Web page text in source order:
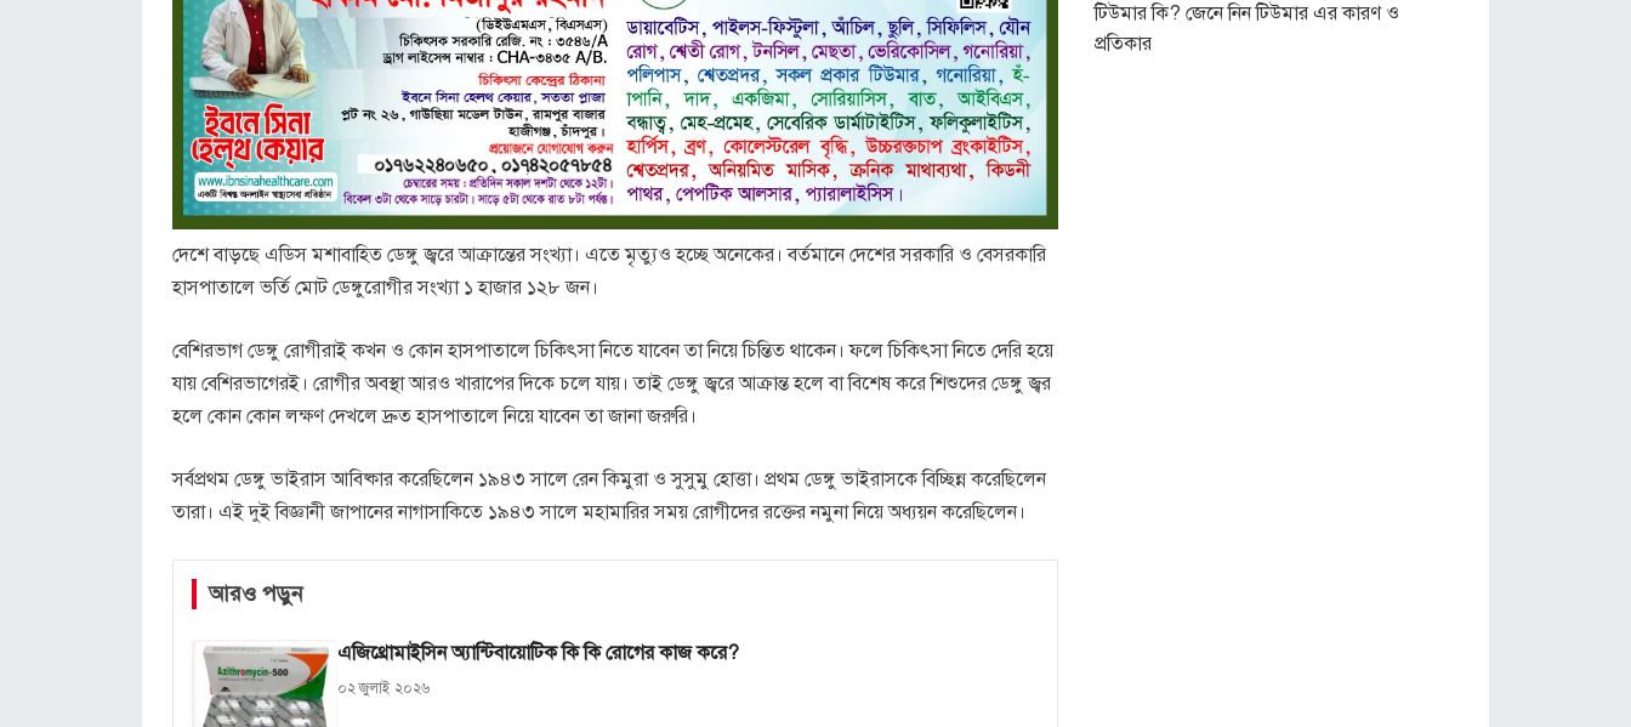
দেশে বাড়ছে এডিস মশাবাহিত ডেঙ্গু জ্বরে আক্রান্তের সংখ্যা। এতে মৃত্যুও হচ্ছে অনেকের। বর্তমানে দেশের সরকারি ও বেসরকারি
হাসপাতালে ভর্তি মোট ডেঙ্গুরোগীর সংখ্যা ১ হাজার ১২৮ জন।
বেশিরভাগ ডেঙ্গু রোগীরাই কখন ও কোন হাসপাতালে চিকিৎসা নিতে যাবেন তা নিয়ে চিন্তিত থাকেন। ফলে চিকিৎসা নিতে দেরি হয়ে
যায় বেশিরভাগেরই। রোগীর অবস্থা আরও খারাপের দিকে চলে যায়। তাই ডেঙ্গু জ্বরে আক্রান্ত হলে বা বিশেষ করে শিশুদের ডেঙ্গু জ্বর
হলে কোন কোন লক্ষণ দেখলে দ্রুত হাসপাতালে নিয়ে যাবেন তা জানা জরুরি।
সর্বপ্রথম ডেঙ্গু ভাইরাস আবিষ্কার করেছিলেন ১৯৪৩ সালে রেন কিমুরা ও সুসুমু হোত্তা। প্রথম ডেঙ্গু ভাইরাসকে বিচ্ছিন্ন করেছিলেন
তারা। এই দুই বিজ্ঞানী জাপানের নাগাসাকিতে ১৯৪৩ সালে মহামারির সময় রোগীদের রক্তের নমুনা নিয়ে অধ্যয়ন করেছিলেন।
আরও পড়ুন
এজিথ্রোমাইসিন অ্যান্টিবায়োটিক কি কি রোগের কাজ করে?
০২ জুলাই ২০২৬
টিউমার কি? জেনে নিন টিউমার এর কারণ ও
প্রতিকার